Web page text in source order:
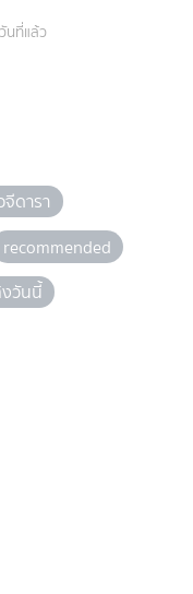
นที่แล้ว
จีดารา
recommended
วันนี้